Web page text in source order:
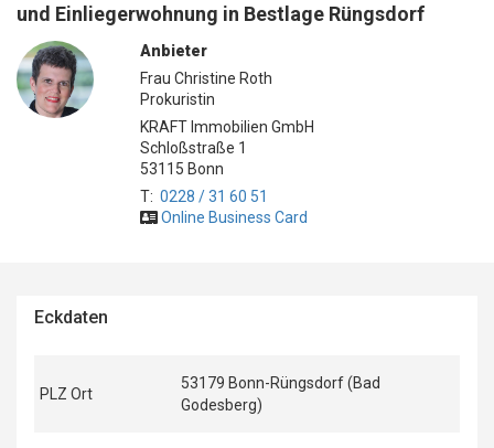
und Einliegerwohnung in Bestlage Rüngsdorf
Anbieter
Frau Christine Roth
Prokuristin
KRAFT Immobilien GmbH
Schloßstraße 1
53115 Bonn
T: 0228 / 31 60 51
Online Business Card
Eckdaten
PLZ Ort
53179 Bonn-Rüngsdorf (Bad
Godesberg)